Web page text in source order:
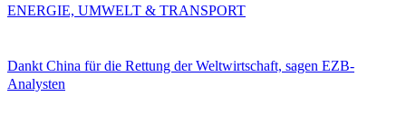
Dankt China für die Rettung der Weltwirtschaft, sagen EZB-
Analysten
ENERGIE, UMWELT & TRANSPORT